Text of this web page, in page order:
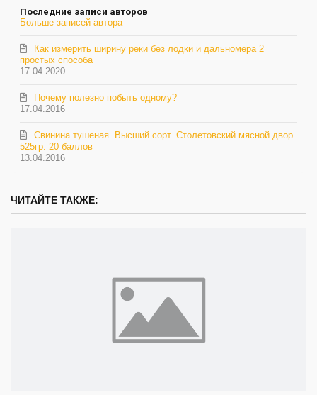
Последние записи авторов
Больше записей автора
17.04.2020
Как измерить ширину реки без лодки и дальномера 2
простых способа
17.04.2016
Почему полезно побыть одному?
13.04.2016
Свинина тушеная. Высший сорт. Столетовский мясной двор.
525гр. 20 баллов
ЧИТАЙТЕ ТАКЖЕ: